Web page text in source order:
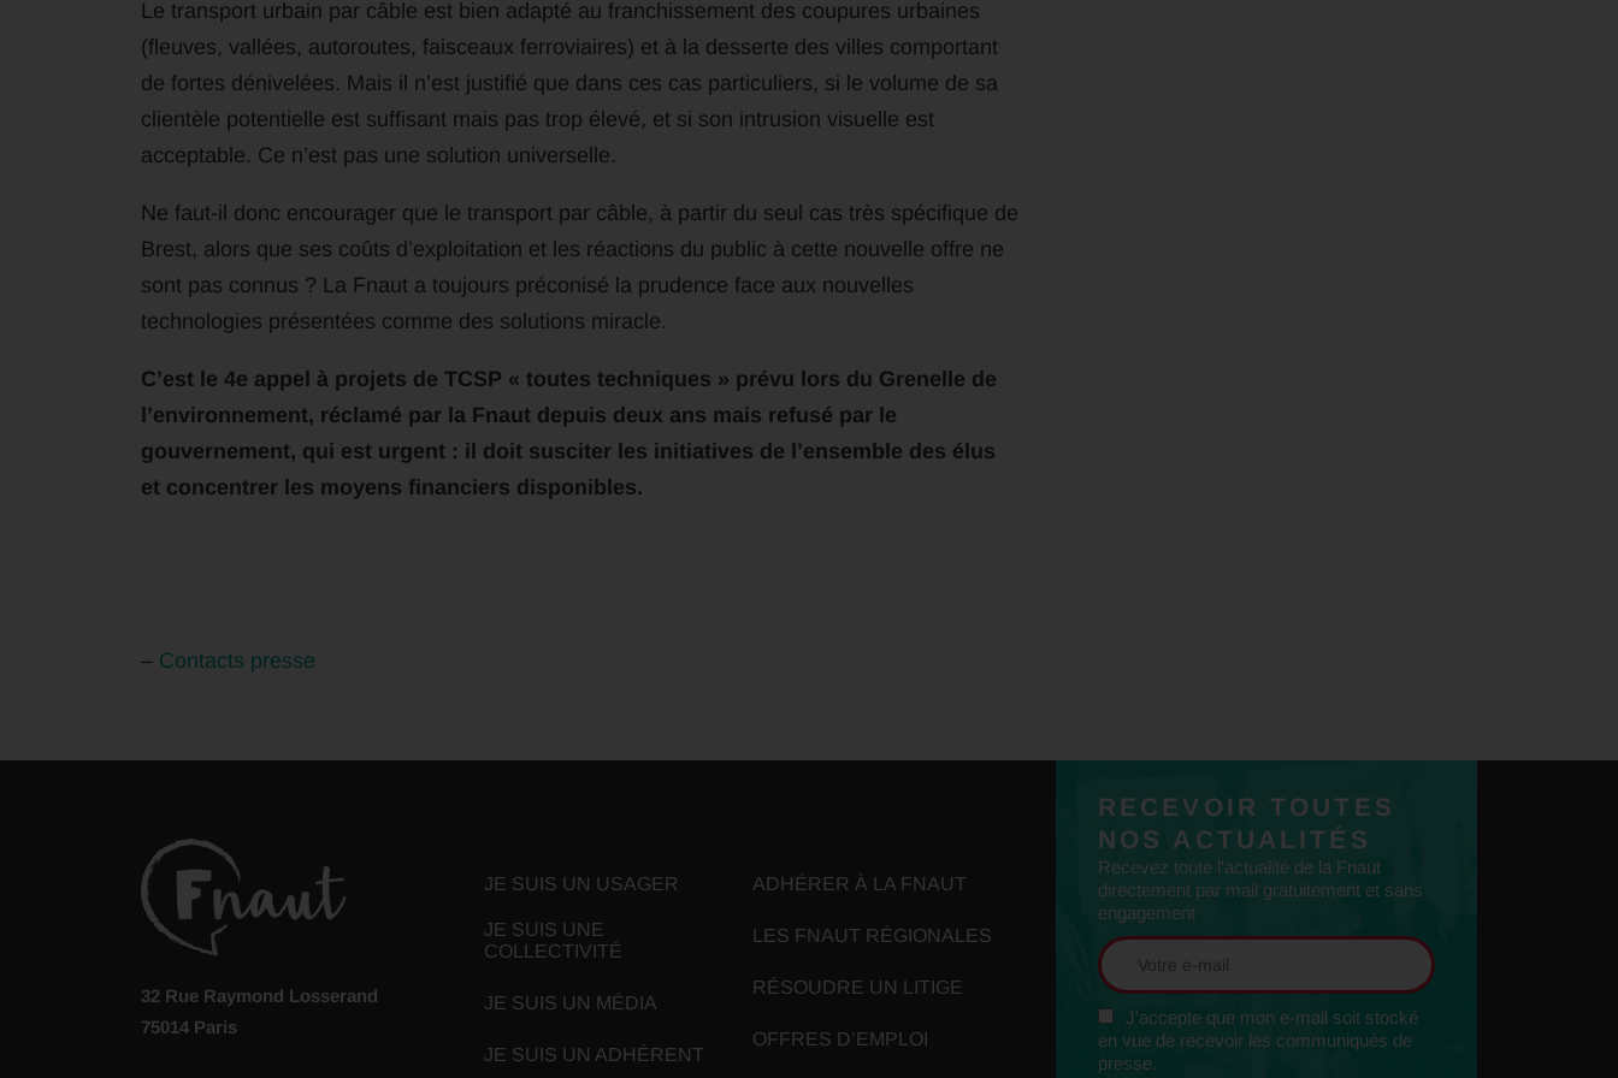
Le transport urbain par câble est bien adapté au franchissement des coupures urbaines
(fleuves, vallées, autoroutes, faisceaux ferroviaires) et à la desserte des villes comportant
de fortes dénivelées. Mais il n’est justifié que dans ces cas particuliers, si le volume de sa
clientèle potentielle est suffisant mais pas trop élevé, et si son intrusion visuelle est
acceptable. Ce n’est pas une solution universelle.
Ne faut-il donc encourager que le transport par câble, à partir du seul cas très spécifique de
Brest, alors que ses coûts d’exploitation et les réactions du public à cette nouvelle offre ne
sont pas connus ? La Fnaut a toujours préconisé la prudence face aux nouvelles
technologies présentées comme des solutions miracle.
C’est le 4e appel à projets de TCSP « toutes techniques » prévu lors du Grenelle de
l’environnement, réclamé par la Fnaut depuis deux ans mais refusé par le
gouvernement, qui est urgent : il doit susciter les initiatives de l’ensemble des élus
et concentrer les moyens financiers disponibles.
– Contacts presse
32 Rue Raymond Losserand
75014 Paris
JE SUIS UN USAGER
JE SUIS UNE
COLLECTIVITÉ
JE SUIS UN MÉDIA
JE SUIS UN ADHÉRENT
ADHÉRER À LA FNAUT
LES FNAUT RÉGIONALES
RÉSOUDRE UN LITIGE
OFFRES D’EMPLOI
RECEVOIR TOUTES
NOS ACTUALITÉS
Recevez toute l'actualité de la Fnaut
directement par mail gratuitement et sans
engagement
J'accepte que mon e-mail soit stocké
en vue de recevoir les communiqués de
presse.